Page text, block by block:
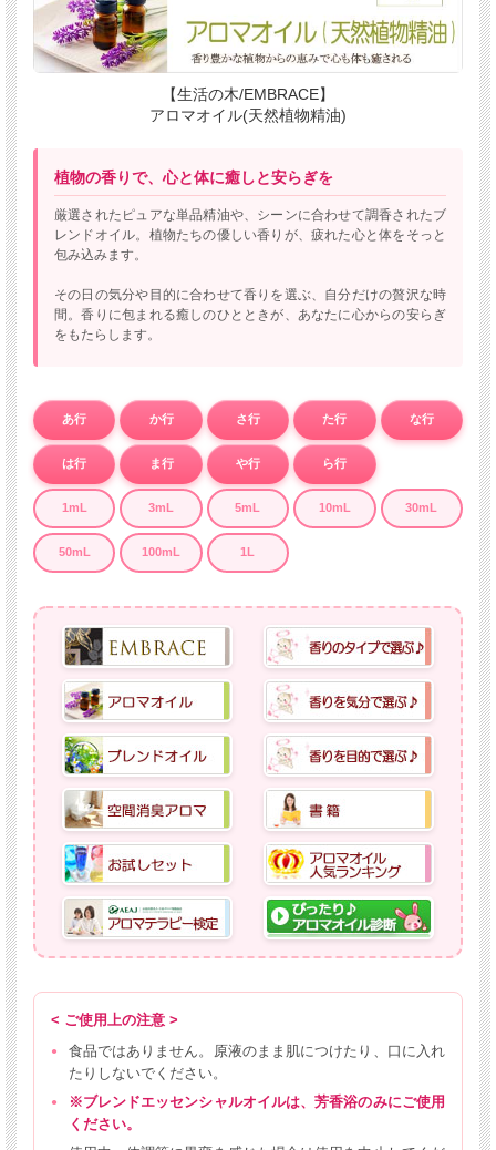
【生活の木/EMBRACE】
アロマオイル(天然植物精油)
植物の香りで、心と体に癒しと安らぎを
厳選されたピュアな単品精油や、シーンに合わせて調香されたブ
レンドオイル。植物たちの優しい香りが、疲れた心と体をそっと
包み込みます。
その日の気分や目的に合わせて香りを選ぶ、自分だけの贅沢な時
間。香りに包まれる癒しのひとときが、あなたに心からの安らぎ
をもたらします。
あ行 か行 さ行 た行 な行
は行 ま行 や行 ら行
1mL 3mL 5mL 10mL 30mL
50mL 100mL 1L
< ご使用上の注意 >
食品ではありません。原液のまま肌につけたり、口に入れ
たりしないでください。
※ブレンドエッセンシャルオイルは、芳香浴のみにご使用
ください。